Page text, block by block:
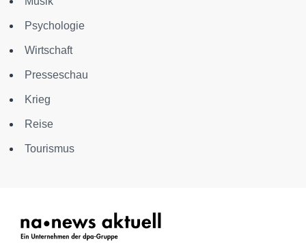
Psychologie
Wirtschaft
Presseschau
Krieg
Reise
Tourismus